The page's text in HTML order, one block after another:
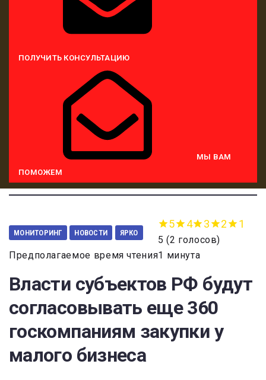
ПОЛУЧИТЬ КОНСУЛЬТАЦИЮ
МЫ ВАМ
ПОМОЖЕМ
МОНИТОРИНГ НОВОСТИ ЯРКО
5 4 3 2 1
5 (2 голосов)
Предполагаемое время чтения1 минута
Власти субъектов РФ будут
согласовывать еще 360
госкомпаниям закупки у
малого бизнеса